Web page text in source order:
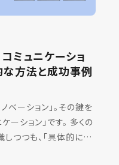
ミュニケーショ
な方法と成功事例
ーション」。その鍵を
ーション」です。 多くの
つつも、「具体的に何